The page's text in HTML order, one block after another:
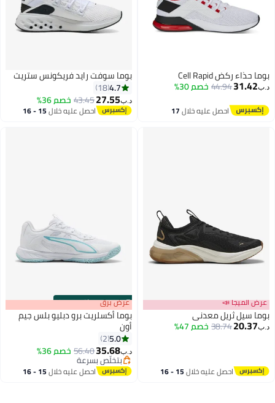
بوما حذاء ركض Cell Rapid
د.ب‏31.42
44.94 خصم 30%
احصل عليه خلال17
بوما سوفت رايد فريكونس ستريت
4.7
18
د.ب‏27.55
43.45 خصم 36%
احصل عليه خلال 15 - 16
عرض الميجا 📣
بوما سيل ثريل معدني
د.ب‏20.37
38.74 خصم 47%
احصل عليه خلال 15 - 16
00m:00s
·باقي 100% عرض برق
بوما أكسلريت برو دبليو بلس جيم
أون
5.0
2
د.ب‏35.68
56.40 خصم 36%
بتخلّص بسرعة
بتخلّص بسرعةاحصل عليه خلال 15 - 16